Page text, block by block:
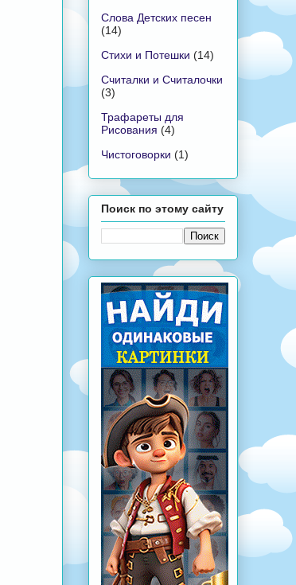
Слова Детских песен
(14)
Стихи и Потешки (14)
Считалки и Считалочки
(3)
Трафареты для
Рисования (4)
Чистоговорки (1)
Поиск по этому сайту